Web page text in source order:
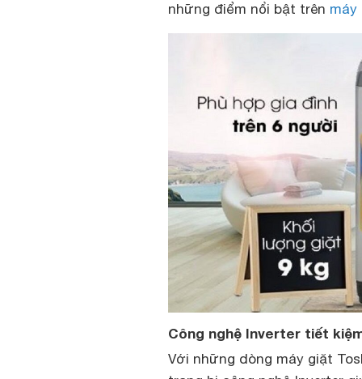
những điểm nổi bật trên máy
Công nghệ Inverter tiết
Với những dòng máy giặt